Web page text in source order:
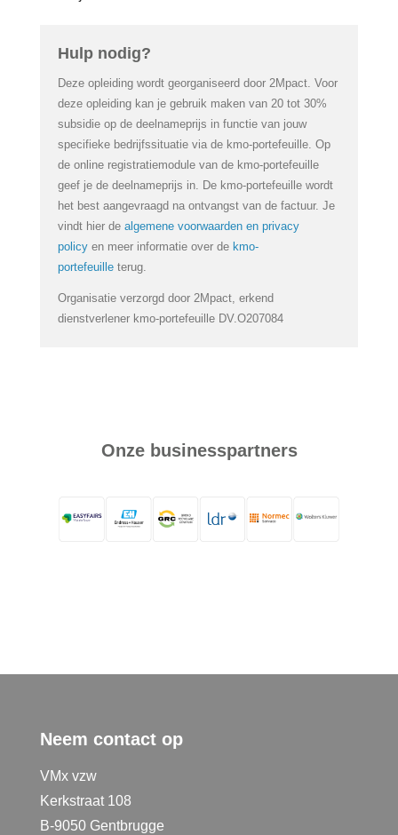
Hulp nodig?
Deze opleiding wordt georganiseerd door 2Mpact. Voor
deze opleiding kan je gebruik maken van 20 tot 30%
subsidie op de deelnameprijs in functie van jouw
specifieke bedrijfssituatie via de kmo-portefeuille. Op
de online registratiemodule van de kmo-portefeuille
geef je de deelnameprijs in. De kmo-portefeuille wordt
het best aangevraagd na ontvangst van de factuur. Je
vindt hier dealgemene voorwaarden en privacy
policy en meer informatie over dekmo-
portefeuilleterug.
Organisatie verzorgd door 2Mpact, erkend
dienstverlener kmo-portefeuille DV.O207084
Onze businesspartners
Neem contact op
VMx vzw
Kerkstraat 108
B-9050 Gentbrugge
Nederlands